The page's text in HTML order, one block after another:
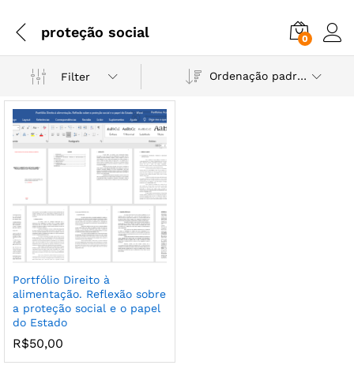
proteção social 0
Filter Ordenação padrão
Portfólio Direito à
alimentação. Reflexão sobre
a proteção social e o papel
do Estado
R$50,00